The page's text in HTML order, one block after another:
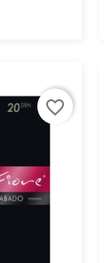
favorite_border